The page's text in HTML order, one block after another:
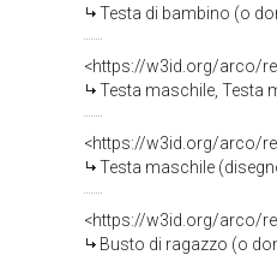
Testa di bambino (o donna),
<https://w3id.org/arco/
Testa maschile, Testa
<https://w3id.org/arco/
Testa maschile
<https://w3id.org/arco/
Busto di ragazzo (o